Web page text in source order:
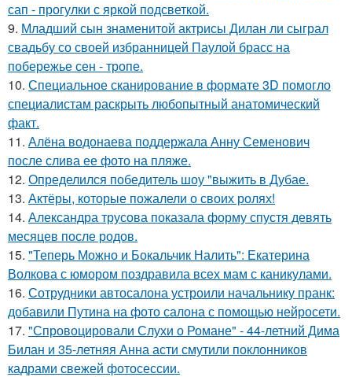
сап - прогулки с яркой подсветкой.
9. Младший сын знаменитой актрисы Дилан ли сыграл
свадьбу со своей избранницей Паулой брасс на
побережье сен - тропе.
10. Специальное сканирование в формате 3D помогло
специалистам раскрыть любопытный анатомический
факт.
11. Алёна водонаева поддержала Анну Семенович
после слива ее фото на пляже.
12. Определился победитель шоу "выжить в Дубае.
13. Актёры, которые пожалели о своих ролях!
14. Александра трусова показала форму спустя девять
месяцев после родов.
15. "Теперь Можно и Бокальчик Налить": Екатерина
Волкова с юмором поздравила всех мам с каникулами.
16. Сотрудники автосалона устроили начальнику пранк:
добавили Путина на фото салона с помощью нейросети.
17. "Спровоцировали Слухи о Романе" - 44-летний Дима
Билан и 35-летняя Анна асти смутили поклонников
кадрами свежей фотосессии.